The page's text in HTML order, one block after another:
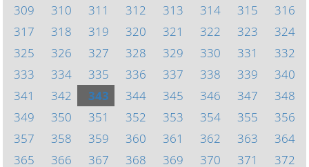
309
310 311 312 313 314 315
316
317
318 319 320 321 322 323
324
325
326 327 328 329 330 331
332
333
334 335 336 337 338 339
340
341
342 343 344 345 346 347
348
349
350 351 352 353 354 355
356
357
358 359 360 361 362 363
364
365
366 367 368 369 370 371 372